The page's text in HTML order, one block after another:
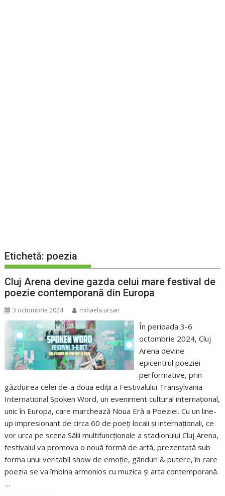
Etichetă: poezia
Cluj Arena devine gazda celui mare festival de
poezie contemporană din Europa
3 octombrie 2024 mihaela.ursan
În perioada 3-6
octombrie 2024, Cluj
Arena devine
epicentrul poeziei
performative, prin
găzduirea celei de-a doua ediții a Festivalului Transylvania
International Spoken Word, un eveniment cultural internațional,
unic în Europa, care marchează Noua Eră a Poeziei. Cu un line-
up impresionant de circa 60 de poeți locali și internaționali, ce
vor urca pe scena Sălii multifuncționale a stadionului Cluj Arena,
festivalul va promova o nouă formă de artă, prezentată sub
forma unui veritabil show de emoție, gânduri & putere, în care
poezia se va îmbina armonios cu muzica și arta contemporană.
…